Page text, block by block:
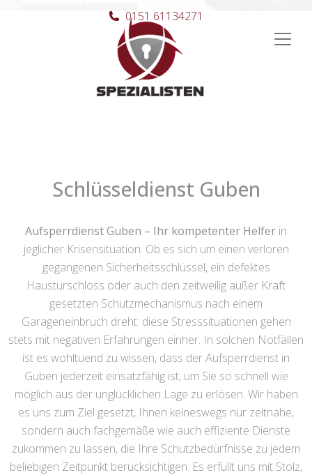
Hauptnavigation
0151 61134271
Schlüsseldienst Guben
Aufsperrdienst Guben – Ihr kompetenter Helfer in
jeglicher Krisensituation. Ob es sich um einen verloren
gegangenen Sicherheitsschlüssel, ein defektes
Haustürschloss oder auch den zeitweilig außer Kraft
gesetzten Schutzmechanismus nach einem
Garageneinbruch dreht: diese Stresssituationen gehen
stets mit negativen Erfahrungen einher. In solchen Notfällen
ist es wohltuend zu wissen, dass der Aufsperrdienst in
Guben jederzeit einsatzfähig ist, um Sie so schnell wie
möglich aus der unglücklichen Lage zu erlösen. Wir haben
es uns zum Ziel gesetzt, Ihnen keineswegs nur zeitnahe,
sondern auch fachgemäße wie auch effiziente Dienste
zukommen zu lassen, die Ihre Schutzbedürfnisse zu jedem
beliebigen Zeitpunkt berücksichtigen. Es erfüllt uns mit Stolz,